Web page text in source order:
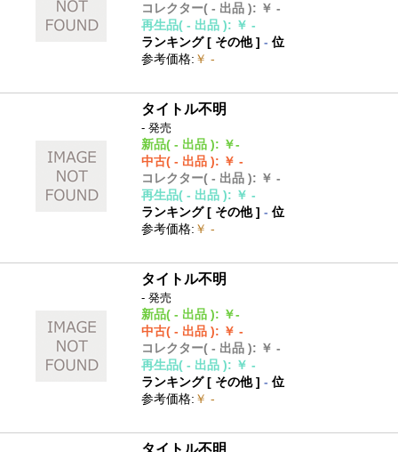
コレクター( - 出品 ): ￥ -
再生品( - 出品 ): ￥ -
ランキング [ その他]- 位
参考価格: ￥ -
タイトル不明
- 発売
新品( - 出品 ): ￥-
中古( - 出品 ): ￥ -
コレクター( - 出品 ): ￥ -
再生品( - 出品 ): ￥ -
ランキング [ その他]- 位
参考価格: ￥ -
タイトル不明
- 発売
新品( - 出品 ): ￥-
中古( - 出品 ): ￥ -
コレクター( - 出品 ): ￥ -
再生品( - 出品 ): ￥ -
ランキング [ その他]- 位
参考価格: ￥ -